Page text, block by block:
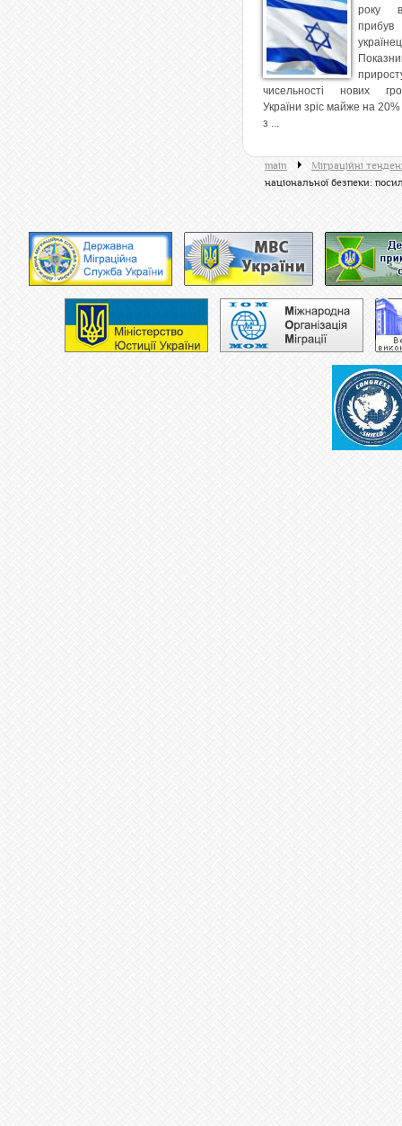
року в
чисельності нових
України зріс майже на
з ...
main
Міграційні
національної безпеки: